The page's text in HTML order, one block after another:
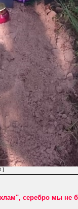
]
серебро мы не